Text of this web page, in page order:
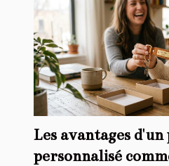
Les avantages
personnalisé